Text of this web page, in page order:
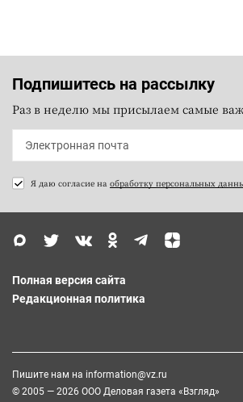
Подпишитесь на рассылку
Раз в неделю мы присылаем самые
Я даю согласие на обработку персональных
Полная версия сайта
Редакционная политика
Пишите нам на information@vz.ru
© 2005 — 2026 ООО Деловая газета «Взгляд»